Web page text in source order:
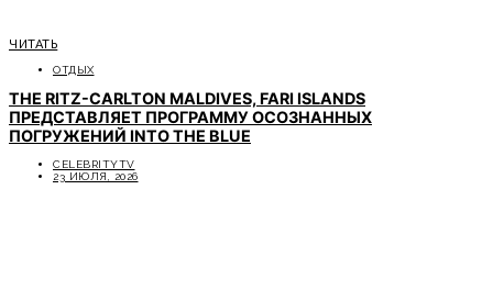
ЧИТАТЬ
ОТДЫХ
THE RITZ-CARLTON MALDIVES, FARI ISLANDS
ПРЕДСТАВЛЯЕТ ПРОГРАММУ ОСОЗНАННЫХ
ПОГРУЖЕНИЙ INTO THE BLUE
CELEBRITYTV
23 ИЮЛЯ, 2026